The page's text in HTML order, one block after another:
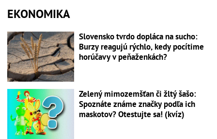
EKONOMIKA
Slovensko tvrdo dopláca na sucho:
Burzy reagujú rýchlo, kedy pocítime
horúčavy v peňaženkách?
Zelený mimozemšťan či žltý šašo:
Spoznáte známe značky podľa ich
maskotov? Otestujte sa! (kvíz)